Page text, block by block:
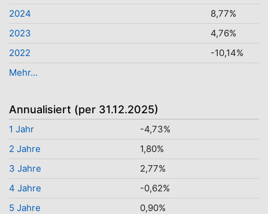
2024
8,77%
2023
4,76%
2022
-10,14%
Mehr...
Annualisiert (per 31.12.2025)
1 Jahr
-4,73%
2 Jahre
1,80%
3 Jahre
2,77%
4 Jahre
-0,62%
5 Jahre
0,90%